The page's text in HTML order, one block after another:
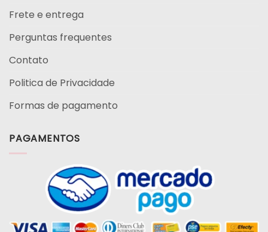
Frete e entrega
Perguntas frequentes
Contato
Politica de Privacidade
Formas de pagamento
PAGAMENTOS